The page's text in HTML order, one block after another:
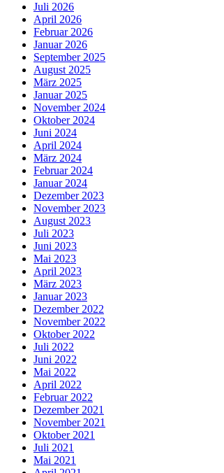
Juli 2026
April 2026
Februar 2026
Januar 2026
September 2025
August 2025
März 2025
Januar 2025
November 2024
Oktober 2024
Juni 2024
April 2024
März 2024
Februar 2024
Januar 2024
Dezember 2023
November 2023
August 2023
Juli 2023
Juni 2023
Mai 2023
April 2023
März 2023
Januar 2023
Dezember 2022
November 2022
Oktober 2022
Juli 2022
Juni 2022
Mai 2022
April 2022
Februar 2022
Dezember 2021
November 2021
Oktober 2021
Juli 2021
Mai 2021